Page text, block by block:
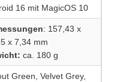
16 mit MagicOS 10
: 157,43 x
x 7,34 mm
ca. 180 g
Green, Velvet Grey,